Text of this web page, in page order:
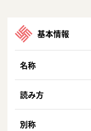
基本情報
名称
読み方
別称